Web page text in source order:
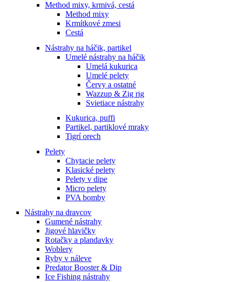
Method mixy, krmivá, cestá
Method mixy
Krmítkové zmesi
Cestá
Nástrahy na háčik, partikel
Umelé nástrahy na háčik
Umelá kukurica
Umelé pelety
Červy a ostatné
Wazzup & Zig rig
Svietiace nástrahy
Kukurica, puffi
Partikel, partiklové mraky
Tigrí orech
Pelety
Chytacie pelety
Klasické pelety
Pelety v dipe
Micro pelety
PVA bomby
Nástrahy na dravcov
Gumené nástrahy
Jigové hlavičky
Rotačky a plandavky
Woblery
Ryby v náleve
Predator Booster & Dip
Ice Fishing nástrahy